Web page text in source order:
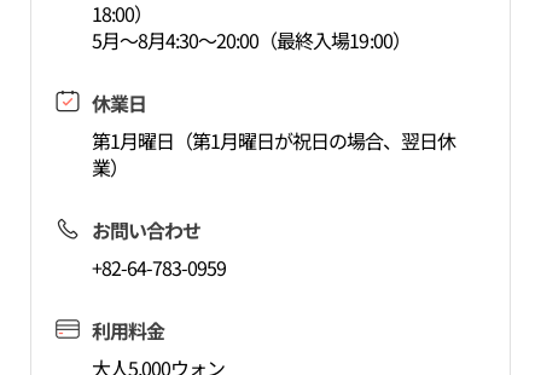
18:00）
5月～8月4:30～20:00（最終入場19:00）
休業日
第1月曜日（第1月曜日が祝日の場合、翌日休
業）
お問い合わせ
+82-64-783-0959
利用料金
大人5,000ウォン